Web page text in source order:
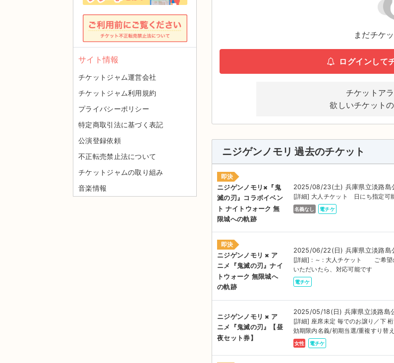
まだチケ
ログインして
チケットア
欲しいチケット
ニジゲンノモリ 過去のチケット
即決
ニジゲンノモリ×『鬼
滅の刃』コラボイベン
ト ナイトウォーク 無
限城への軌跡
2025/08/23(土) 兵庫県立淡路島
[詳細] 大人チケット 日にち指定可
名義なし 電チケ
即決
ニジゲンノモリ × ア
ニメ『鬼滅の刃』ナイ
トウォーク 無限城へ
の軌跡
2025/06/22(日) 兵庫県立淡路島
[詳細] : ～ : 大人チケット ご希望
いただいたら、対応可能です
電チケ
ニジゲンノモリ × ア
ニメ『鬼滅の刃』【昼
夜セット券】
2025/05/18(日) 兵庫県立淡路島
[詳細] 座席未定 毎でのお譲り／下
効期限内名義/初期当選/重複すり替
女性 電チケ
サイト情報
チケットジャム運営会社
チケットジャム利用規約
プライバシーポリシー
特定商取引法に基づく表記
公演登録依頼
不正転売禁止法について
チケットジャムの取り組み
音楽情報